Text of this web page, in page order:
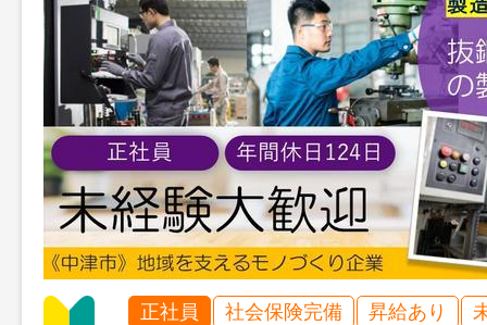
正社員 社会保険完備 昇給あり